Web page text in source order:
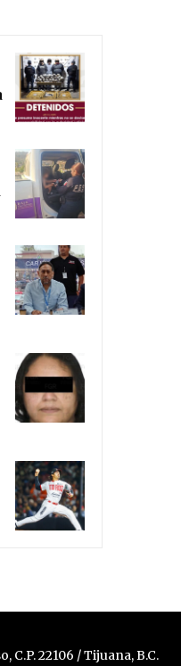
C.P. 22106 / Tijuana, B.C.